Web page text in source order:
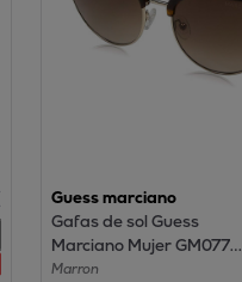
Guess marciano
Gafas de sol Guess
Marciano Mujer GM0777-
5552F
Marron